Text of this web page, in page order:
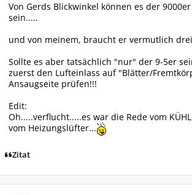
Von Gerds Blickwinkel können es der
sein.....
und von meinem, braucht er vermutlich
Sollte es aber tatsächlich "nur" der 9-5er
zuerst den Lufteinlass auf "Blätter/
Ansaugseite prüfen!!!
Edit:
Oh.....verflucht.....es war die Rede vom
vom Heizungslüfter...
Zitat